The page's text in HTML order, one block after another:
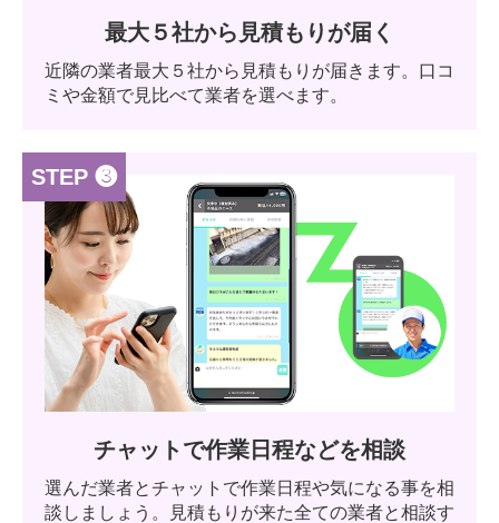
最大５社から見積もりが届く
近隣の業者最大５社から見積もりが届きます。口コ
ミや金額で見比べて業者を選べます。
STEP ❸
チャットで作業日程などを相談
選んだ業者とチャットで作業日程や気になる事を相
談しましょう。見積もりが来た全ての業者と相談す